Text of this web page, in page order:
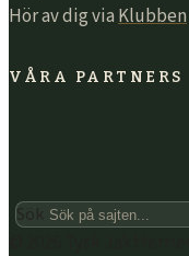
Hör av dig viaKlubben
VÅRA PARTNERS
Sök